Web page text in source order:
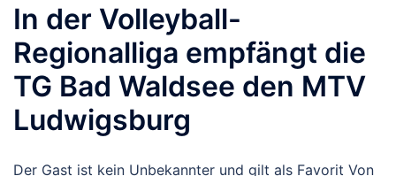
In der Volleyball-
Regionalliga empfängt die
TG Bad Waldsee den MTV
Ludwigsburg
Der Gast ist kein Unbekannter und gilt als Favorit Von